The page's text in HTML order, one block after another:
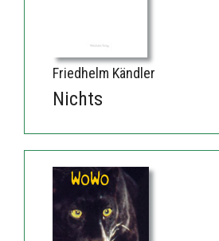
Friedhelm Kändler
Nichts